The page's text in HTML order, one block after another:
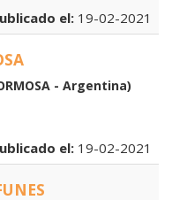
el: 19-02-2021
- Argentina)
el: 19-02-2021